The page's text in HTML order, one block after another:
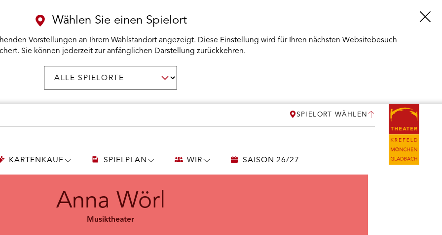
SPIELORT WÄHLEN
Wählen Sie einen Spielort
Vorstellungen an Ihrem Wahlstandort angezeigt. Diese Einstellung wird für Ihren nächsten Websitebesuch
Sie können jederzeit zur anfänglichen Darstellung zurückkehren.
KARTENKAUF UNTERMENÜSPIELPLAN UNTERMENÜ
WIR UNTERMENÜSAISON 26/27
Anna Wörl
Musiktheater